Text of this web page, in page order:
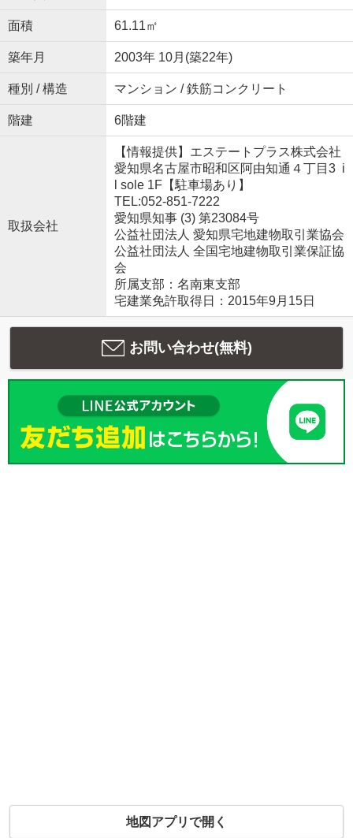
面積 61.11㎡
築年月 2003年 10月(築22年)
種別 / 構造 マンション / 鉄筋コンクリート
階建 6階建
取扱会社
【情報提供】エステートプラス株式会社
愛知県名古屋市昭和区阿由知通４丁目3 i
l sole 1F【駐車場あり】
TEL:052-851-7222
愛知県知事 (3) 第23084号
公益社団法人 愛知県宅地建物取引業協会
公益社団法人 全国宅地建物取引業保証協
会
所属支部：名南東支部
宅建業免許取得日：2015年9月15日
お問い合わせ(無料)
地図アプリで開く